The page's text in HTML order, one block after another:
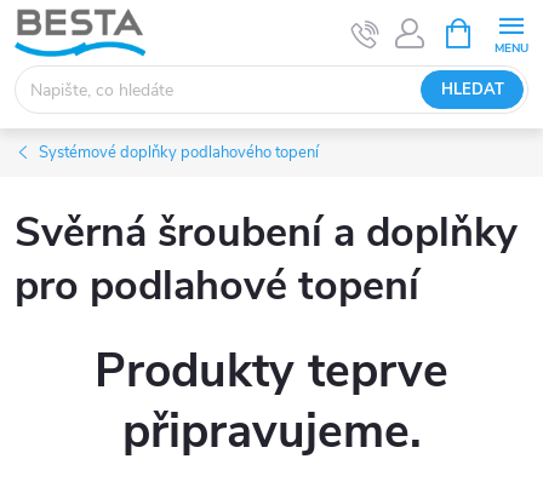
Přejít
na
obsah
HLEDAT
NÁKUPNÍ
KOŠÍK
Systémové doplňky podlahového topení
Svěrná šroubení a doplňky
pro podlahové topení
Produkty teprve
připravujeme.